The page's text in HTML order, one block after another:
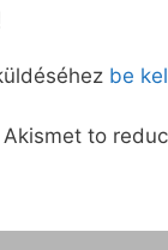
be
to